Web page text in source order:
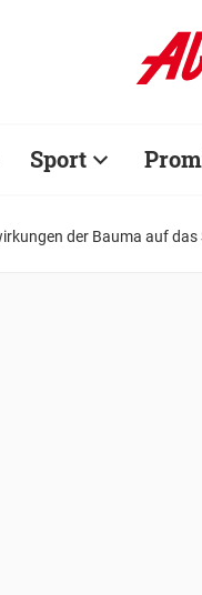
Sport
der Bauma auf